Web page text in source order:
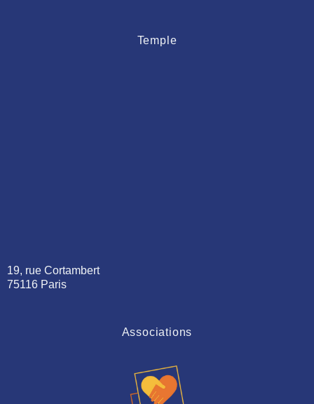
Temple
19, rue Cortambert
75116 Paris
Associations